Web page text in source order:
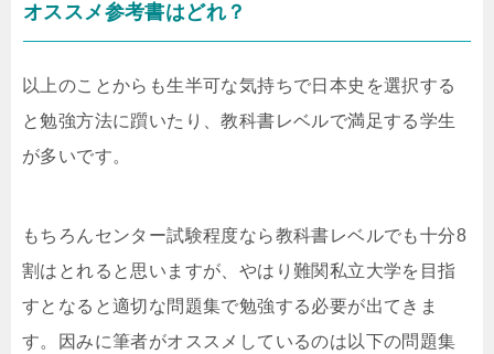
オススメ参考書はどれ？
以上のことからも生半可な気持ちで日本史を選択する
と勉強方法に躓いたり、教科書レベルで満足する学生
が多いです。
もちろんセンター試験程度なら教科書レベルでも十分8
割はとれると思いますが、やはり難関私立大学を目指
すとなると適切な問題集で勉強する必要が出てきま
す。因みに筆者がオススメしているのは以下の問題集